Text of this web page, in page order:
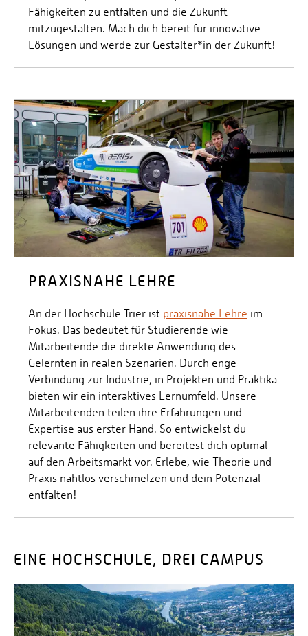
Fähigkeiten zu entfalten und die Zukunft
mitzugestalten. Mach dich bereit für innovative
Lösungen und werde zur Gestalter*in der Zukunft!
PRAXISNAHE LEHRE
An der Hochschule Trier ist praxisnahe Lehre im
Fokus. Das bedeutet für Studierende wie
Mitarbeitende die direkte Anwendung des
Gelernten in realen Szenarien. Durch enge
Verbindung zur Industrie, in Projekten und Praktika
bieten wir ein interaktives Lernumfeld. Unsere
Mitarbeitenden teilen ihre Erfahrungen und
Expertise aus erster Hand. So entwickelst du
relevante Fähigkeiten und bereitest dich optimal
auf den Arbeitsmarkt vor. Erlebe, wie Theorie und
Praxis nahtlos verschmelzen und dein Potenzial
entfalten!
EINE HOCHSCHULE, DREI CAMPUS